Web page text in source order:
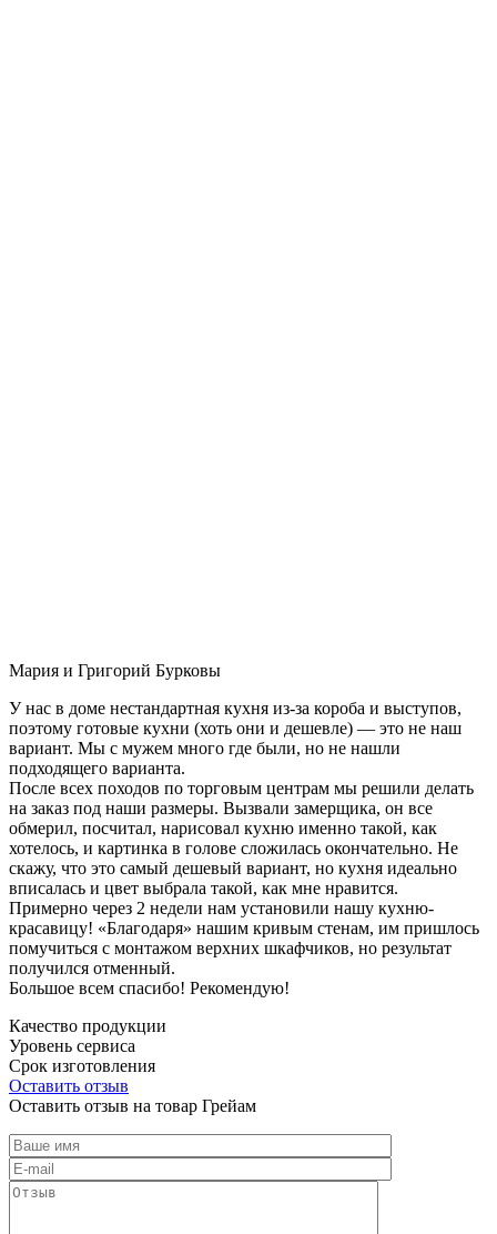
Мария и Григорий Бурковы
У нас в доме нестандартная кухня из-за короба и выступов,
поэтому готовые кухни (хоть они и дешевле) — это не наш
вариант. Мы с мужем много где были, но не нашли
подходящего варианта.
После всех походов по торговым центрам мы решили делать
на заказ под наши размеры. Вызвали замерщика, он все
обмерил, посчитал, нарисовал кухню именно такой, как
хотелось, и картинка в голове сложилась окончательно. Не
скажу, что это самый дешевый вариант, но кухня идеально
вписалась и цвет выбрала такой, как мне нравится.
Примерно через 2 недели нам установили нашу кухню-
красавицу! «Благодаря» нашим кривым стенам, им пришлось
помучиться с монтажом верхних шкафчиков, но результат
получился отменный.
Большое всем спасибо! Рекомендую!
Качество продукции
Уровень сервиса
Срок изготовления
Оставить отзыв
Оставить отзыв на товар Грейам